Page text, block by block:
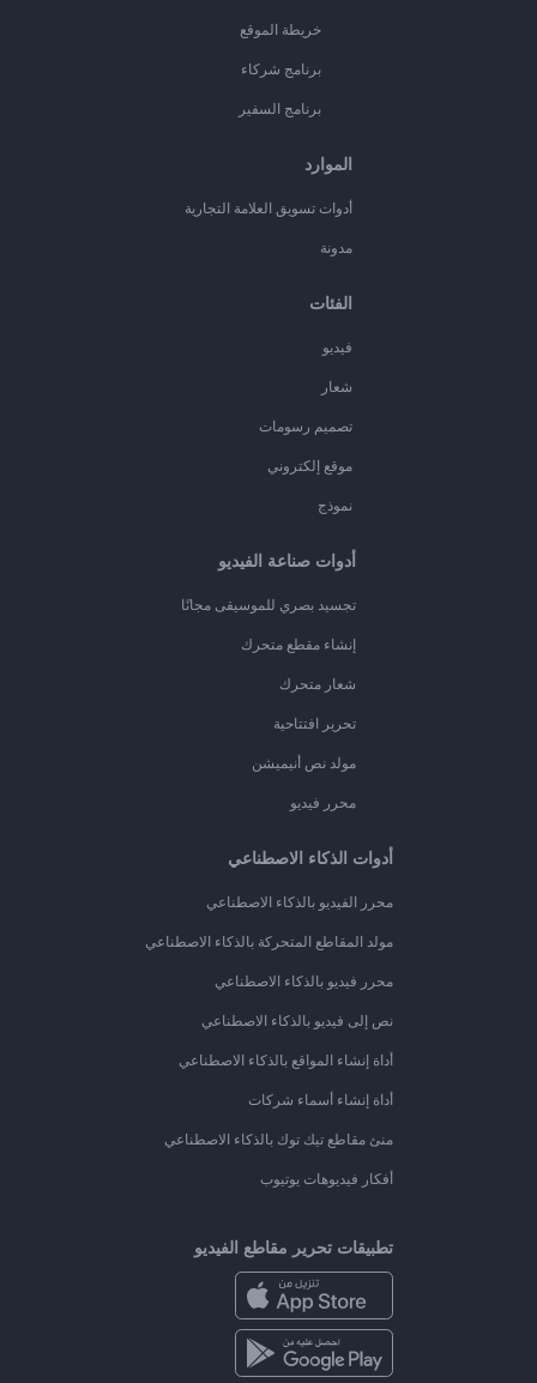
خريطة الموقع
برنامج شركاء
برنامج السفير
الموارد
أدوات تسويق العلامة التجارية
مدونة
الفئات
فيديو
شعار
تصميم رسومات
موقع إلكتروني
نموذج
أدوات صناعة الفيديو
تجسيد بصري للموسيقى مجانًا
إنشاء مقطع متحرك
شعار متحرك
تحرير افتتاحية
مولد نص أنيميشن
محرر فيديو
أدوات الذكاء الاصطناعي
محرر الفيديو بالذكاء الاصطناعي
مولد المقاطع المتحركة بالذكاء الاصطناعي
محرر فيديو بالذكاء الاصطناعي
نص إلى فيديو بالذكاء الاصطناعي
أداة إنشاء المواقع بالذكاء الاصطناعي
أداة إنشاء أسماء شركات
منئ مقاطع تيك توك بالذكاء الاصطناعي
أفكار فيديوهات يوتيوب
تطبيقات تحرير مقاطع الفيديو